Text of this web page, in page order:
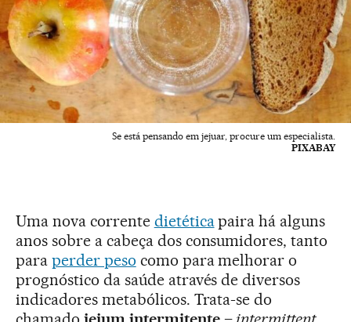
Se está pensando em jejuar, procure um especialista.
PIXABAY
Uma nova corrente dietéticapaira há alguns
anos sobre a cabeça dos consumidores, tanto
para perder peso como para melhorar o
prognóstico da saúde através de diversos
indicadores metabólicos. Trata-se do